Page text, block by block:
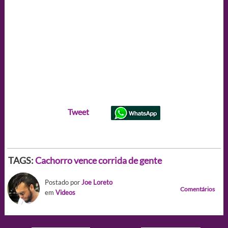
Tweet
TAGS:Cachorro vence corrida de gente
Postado porJoe Loreto
em Videos Comentários